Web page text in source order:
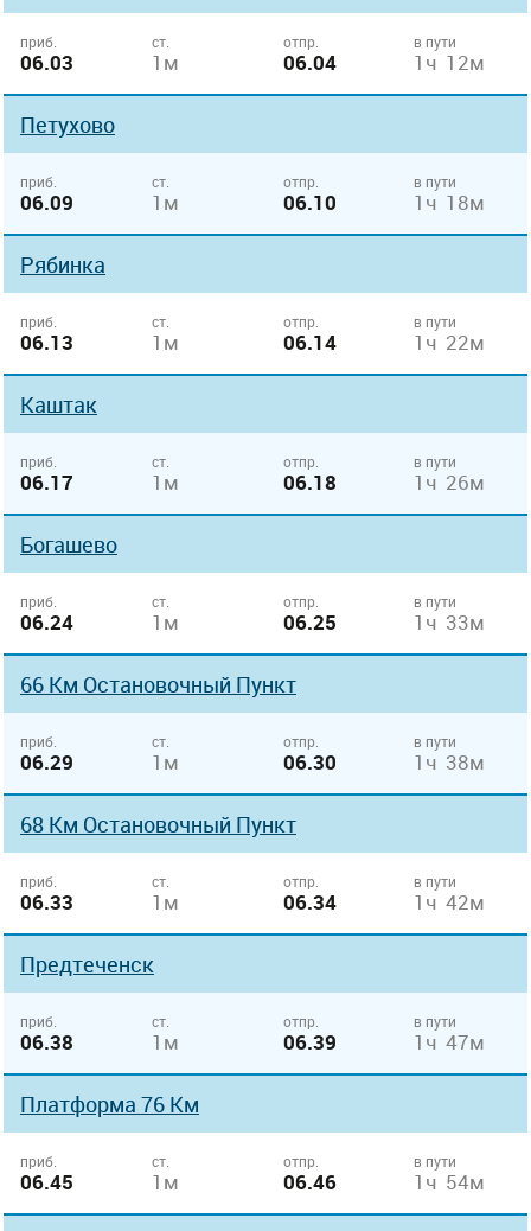
приб.
06.03
ст.
1м
отпр.
06.04
в пути
1ч 12м
Петухово
приб.
06.09
ст.
1м
отпр.
06.10
в пути
1ч 18м
Рябинка
приб.
06.13
ст.
1м
отпр.
06.14
в пути
1ч 22м
Каштак
приб.
06.17
ст.
1м
отпр.
06.18
в пути
1ч 26м
Богашево
приб.
06.24
ст.
1м
отпр.
06.25
в пути
1ч 33м
66 Км Остановочный Пункт
приб.
06.29
ст.
1м
отпр.
06.30
в пути
1ч 38м
68 Км Остановочный Пункт
приб.
06.33
ст.
1м
отпр.
06.34
в пути
1ч 42м
Предтеченск
приб.
06.38
ст.
1м
отпр.
06.39
в пути
1ч 47м
Платформа 76 Км
приб.
06.45
ст.
1м
отпр.
06.46
в пути
1ч 54м